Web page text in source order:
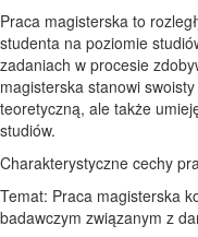
Praca magisterska to
studenta na poziomie
zadaniach w procesie
magisterska stanowi
teoretyczną, ale także
studiów.
Charakterystyczne cechy
Temat: Praca magisterska
badawczym związanym z